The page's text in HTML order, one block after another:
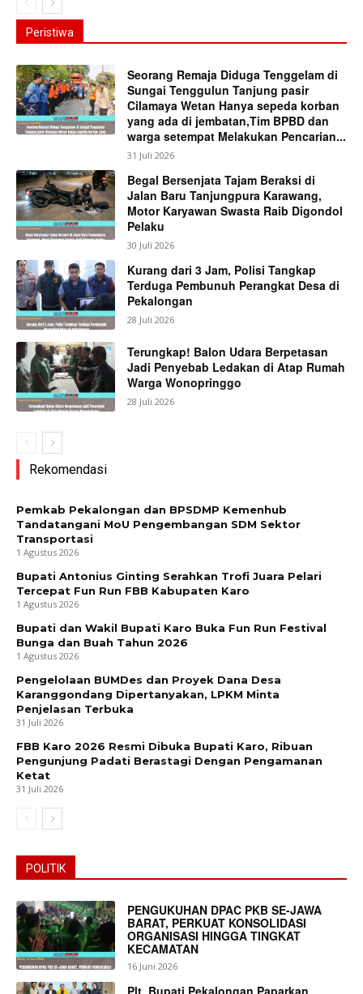
Peristiwa
Seorang Remaja Diduga Tenggelam di
Sungai Tenggulun Tanjung pasir
Cilamaya Wetan Hanya sepeda korban
yang ada di jembatan,Tim BPBD dan
warga setempat Melakukan Pencarian...
31 Juli 2026
Begal Bersenjata Tajam Beraksi di
Jalan Baru Tanjungpura Karawang,
Motor Karyawan Swasta Raib Digondol
Pelaku
30 Juli 2026
Kurang dari 3 Jam, Polisi Tangkap
Terduga Pembunuh Perangkat Desa di
Pekalongan
28 Juli 2026
Terungkap! Balon Udara Berpetasan
Jadi Penyebab Ledakan di Atap Rumah
Warga Wonopringgo
28 Juli 2026
Rekomendasi
Pemkab Pekalongan dan BPSDMP Kemenhub
Tandatangani MoU Pengembangan SDM Sektor
Transportasi
1 Agustus 2026
Bupati Antonius Ginting Serahkan Trofi Juara Pelari
Tercepat Fun Run FBB Kabupaten Karo
1 Agustus 2026
Bupati dan Wakil Bupati Karo Buka Fun Run Festival
Bunga dan Buah Tahun 2026
1 Agustus 2026
Pengelolaan BUMDes dan Proyek Dana Desa
Karanggondang Dipertanyakan, LPKM Minta
Penjelasan Terbuka
31 Juli 2026
FBB Karo 2026 Resmi Dibuka Bupati Karo, Ribuan
Pengunjung Padati Berastagi Dengan Pengamanan
Ketat
31 Juli 2026
POLITIK
PENGUKUHAN DPAC PKB SE-JAWA
BARAT, PERKUAT KONSOLIDASI
ORGANISASI HINGGA TINGKAT
KECAMATAN
16 Juni 2026